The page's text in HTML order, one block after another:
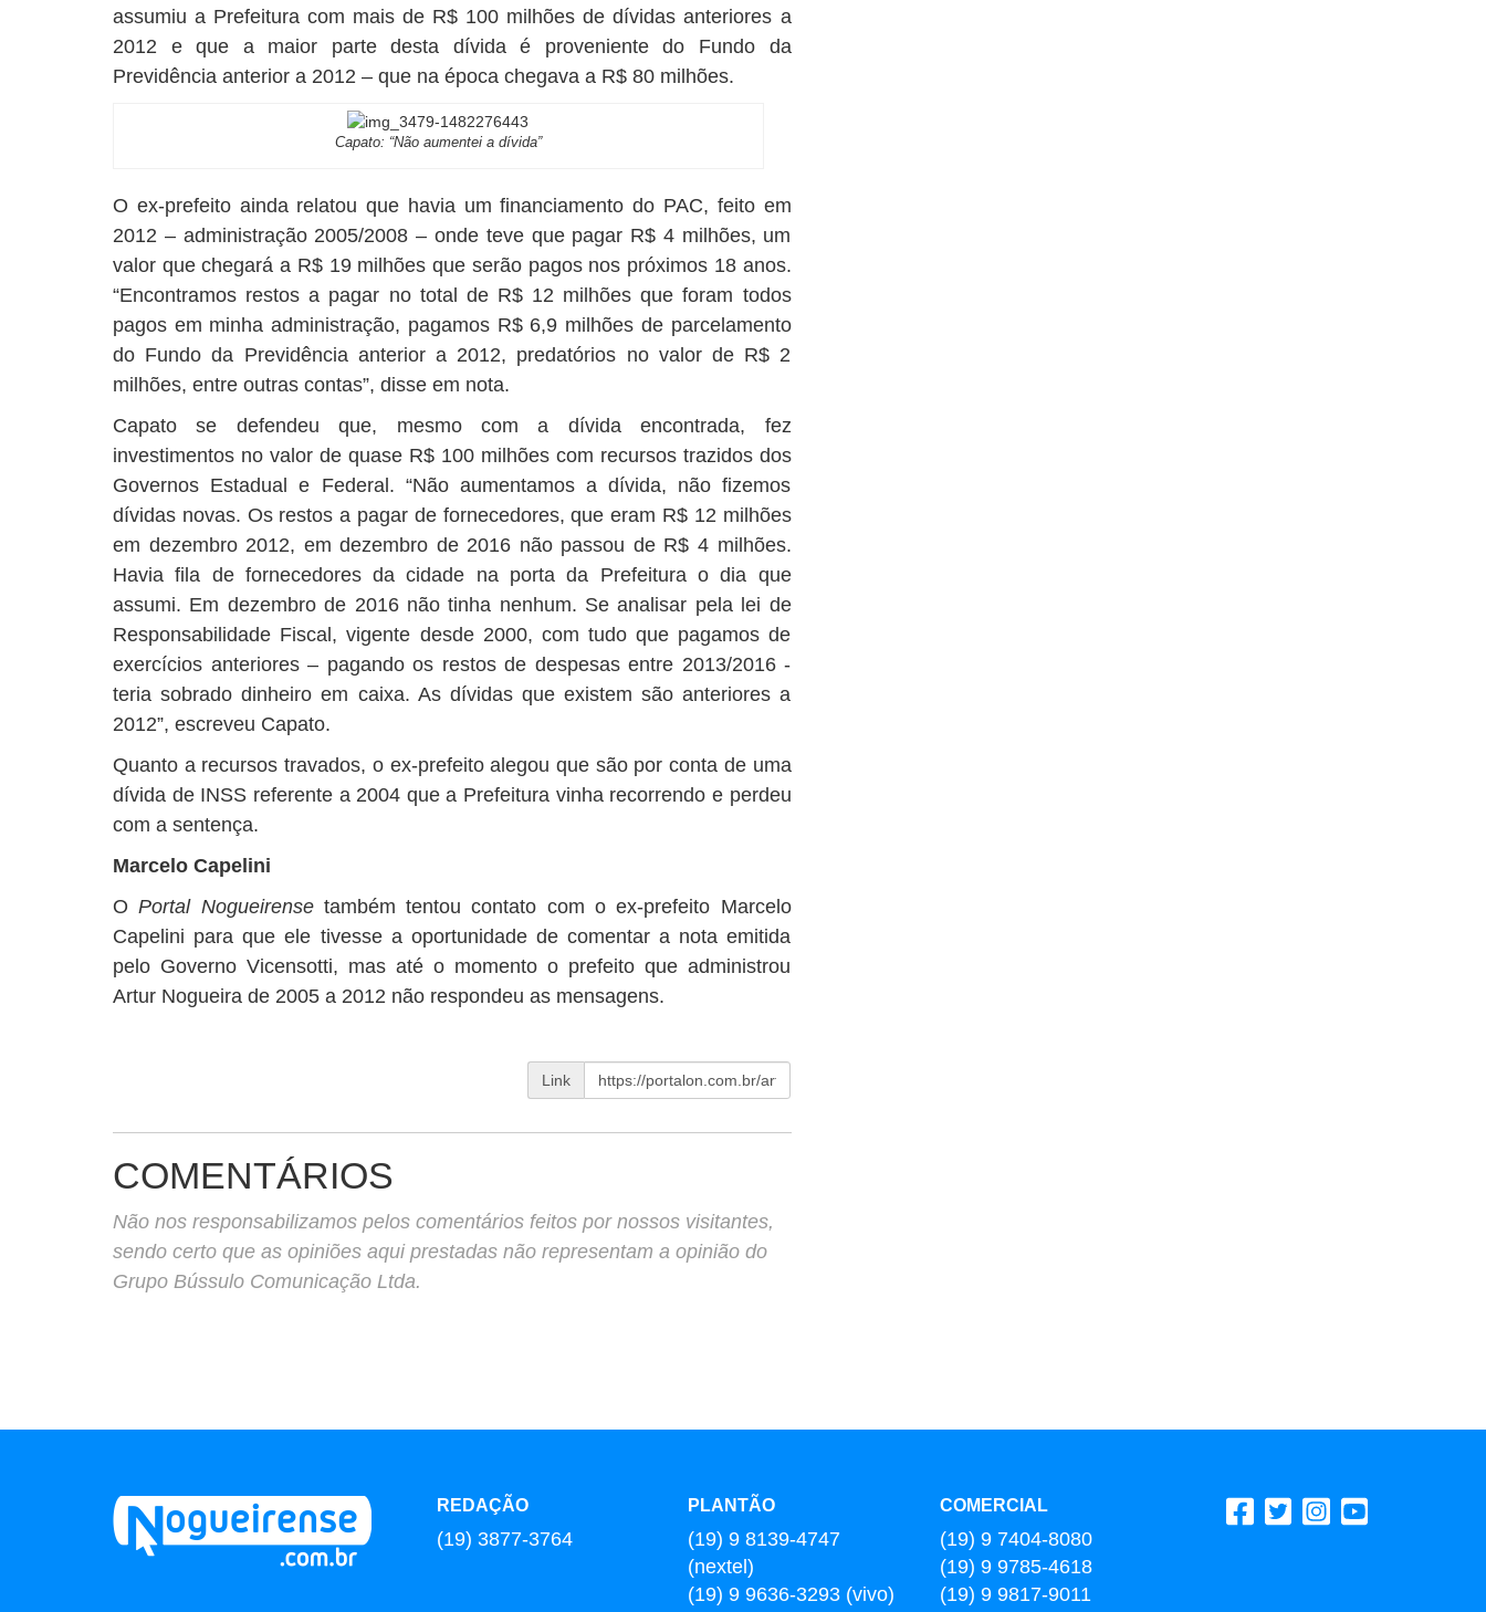
assumiu a Prefeitura com mais de R$ 100 milhões de dívidas anteriores a
2012 e que a maior parte desta dívida é proveniente do Fundo da
Previdência anterior a 2012 – que na época chegava a R$ 80 milhões.
Capato: “Não aumentei a dívida”
O ex-prefeito ainda relatou que havia um financiamento do PAC, feito em
2012 – administração 2005/2008 – onde teve que pagar R$ 4 milhões, um
valor que chegará a R$ 19 milhões que serão pagos nos próximos 18 anos.
“Encontramos restos a pagar no total de R$ 12 milhões que foram todos
pagos em minha administração, pagamos R$ 6,9 milhões de parcelamento
do Fundo da Previdência anterior a 2012, predatórios no valor de R$ 2
milhões, entre outras contas”, disse em nota.
Capato se defendeu que, mesmo com a dívida encontrada, fez
investimentos no valor de quase R$ 100 milhões com recursos trazidos dos
Governos Estadual e Federal. “Não aumentamos a dívida, não fizemos
dívidas novas. Os restos a pagar de fornecedores, que eram R$ 12 milhões
em dezembro 2012, em dezembro de 2016 não passou de R$ 4 milhões.
Havia fila de fornecedores da cidade na porta da Prefeitura o dia que
assumi. Em dezembro de 2016 não tinha nenhum. Se analisar pela lei de
Responsabilidade Fiscal, vigente desde 2000, com tudo que pagamos de
exercícios anteriores – pagando os restos de despesas entre 2013/2016 -
teria sobrado dinheiro em caixa. As dívidas que existem são anteriores a
2012”, escreveu Capato.
Quanto a recursos travados, o ex-prefeito alegou que são por conta de uma
dívida de INSS referente a 2004 que a Prefeitura vinha recorrendo e perdeu
com a sentença.
Marcelo Capelini
OPortal Nogueirensetambém tentou contato com o ex-prefeito Marcelo
Capelini para que ele tivesse a oportunidade de comentar a nota emitida
pelo Governo Vicensotti, mas até o momento o prefeito que administrou
Artur Nogueira de 2005 a 2012 não respondeu as mensagens.
Link
COMENTÁRIOS
Não nos responsabilizamos pelos comentários feitos por nossos visitantes,
sendo certo que as opiniões aqui prestadas não representam a opinião do
Grupo Bússulo Comunicação Ltda.
REDAÇÃO
(19) 3877-3764
PLANTÃO
(19) 9 8139-4747
(nextel)
(19) 9 9636-3293 (vivo)
COMERCIAL
(19) 9 7404-8080
(19) 9 9785-4618
(19) 9 9817-9011